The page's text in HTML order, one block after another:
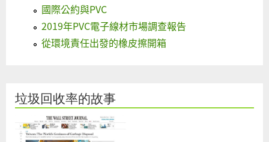
國際公約與PVC
2019年PVC電子線材市場調查報告
從環境責任出發的橡皮擦開箱
垃圾回收率的故事